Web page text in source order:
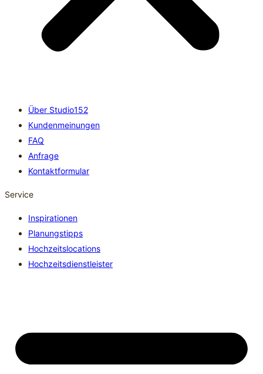
Über Studio152
Kundenmeinungen
FAQ
Anfrage
Kontaktformular
Service
Inspirationen
Planungstipps
Hochzeitslocations
Hochzeitsdienstleister